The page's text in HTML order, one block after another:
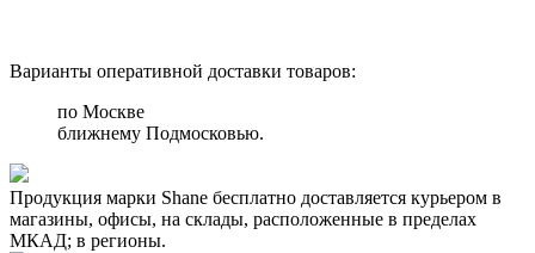
Варианты оперативной доставки товаров:
по Москве
ближнему Подмосковью.
Продукция марки Shane бесплатно доставляется курьером в
магазины, офисы, на склады, расположенные в пределах
МКАД; в регионы.